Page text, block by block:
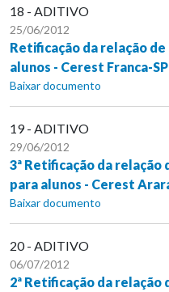
18 - ADITIVO
25/06/2012
Retificação da relação
alunos - Cerest Franca-SP
Baixar documento
19 - ADITIVO
29/06/2012
3ª Retificação da
para alunos - Cerest
Baixar documento
20 - ADITIVO
06/07/2012
2ª Retificação da